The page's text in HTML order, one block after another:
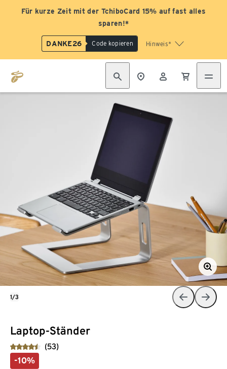
Für kurze Zeit mit der TchiboCard 15% auf fast alles
sparen!*
DANKE26 Code kopieren Hinweis*
Laptop-Ständer
(53)
-10%
1/3